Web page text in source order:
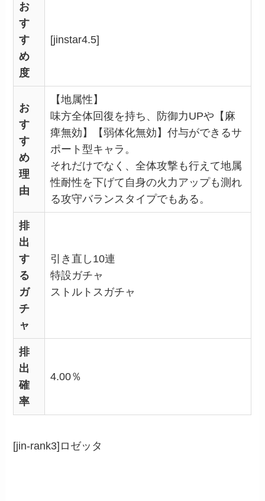
お
す
す
め
度
[jinstar4.5]
お
す
す
め
理
由
【地属性】
味方全体回復を持ち、防御力UPや【麻
痺無効】【弱体化無効】付与ができるサ
ポート型キャラ。
それだけでなく、全体攻撃も行えて地属
性耐性を下げて自身の火力アップも測れ
る攻守バランスタイプでもある。
排
出
す
る
ガ
チ
ャ
引き直し10連
特設ガチャ
ストルトスガチャ
排
出
確
率
4.00％
[jin-rank3]ロゼッタ